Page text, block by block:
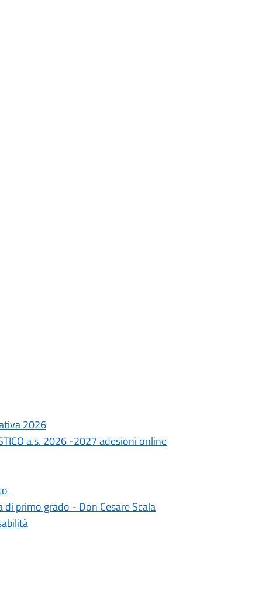
2026
a.s. 2026 -2027 adesioni online
primo grado - Don Cesare Scala